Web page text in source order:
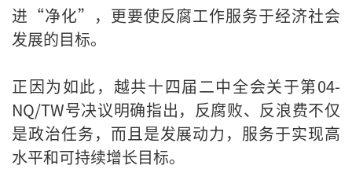
进“净化”，更要使反腐工作服务于经济社会
发展的目标。
正因为如此，越共十四届二中全会关于第04-
NQ/TW号决议明确指出，反腐败、反浪费不仅
是政治任务，而且是发展动力，服务于实现高
水平和可持续增长目标。